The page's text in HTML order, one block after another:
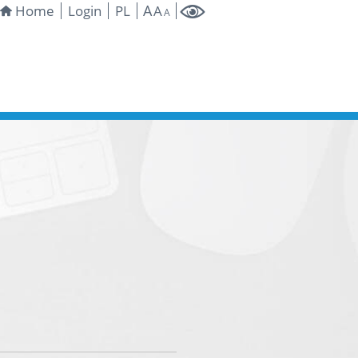
Home Login PL AAA